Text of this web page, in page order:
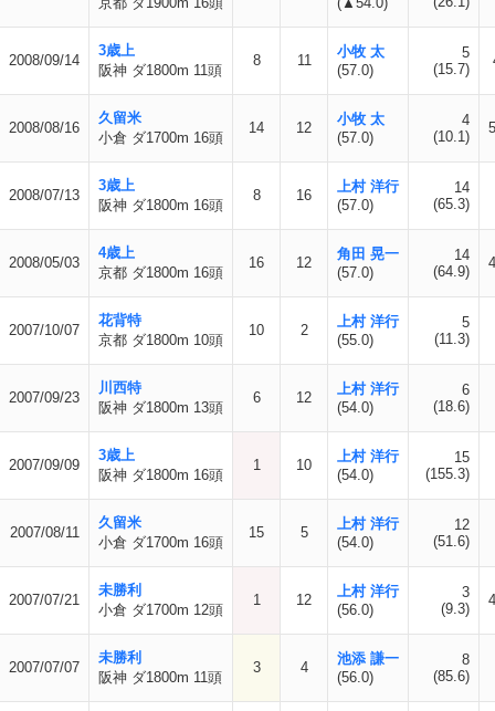
2008/09/14
3歳上
阪神 ダ1800m 11頭
8 11
小牧 太
(57.0)
5
(15.7)
2008/08/16
久留米
小倉 ダ1700m 16頭
14 12
小牧 太
(57.0)
4
(10.1)
2008/07/13
3歳上
阪神 ダ1800m 16頭
8 16
上村 洋行
(57.0)
14
(65.3)
2008/05/03
4歳上
京都 ダ1800m 16頭
16 12
角田 晃一
(57.0)
14
(64.9)
2007/10/07
花背特
京都 ダ1800m 10頭
10 2
上村 洋行
(55.0)
5
(11.3)
2007/09/23
川西特
阪神 ダ1800m 13頭
6 12
上村 洋行
(54.0)
6
(18.6)
2007/09/09
3歳上
阪神 ダ1800m 16頭
1 10
上村 洋行
(54.0)
15
(155.3)
2007/08/11
久留米
小倉 ダ1700m 16頭
15 5
上村 洋行
(54.0)
12
(51.6)
2007/07/21
未勝利
小倉 ダ1700m 12頭
1 12
上村 洋行
(56.0)
3
(9.3)
2007/07/07
未勝利
阪神 ダ1800m 11頭
3 4
池添 謙一
(56.0)
8
(85.6)